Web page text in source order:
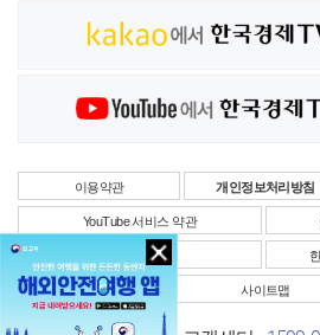
이용약관 개인정보처리방침
YouTube 서비스 약관
사업자정보
사이트맵